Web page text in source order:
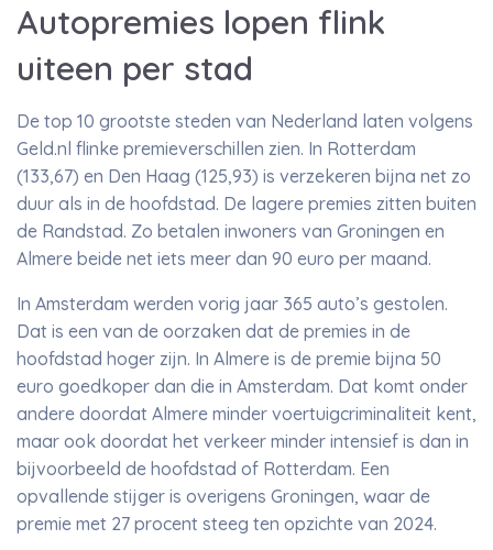
Autopremies lopen flink
uiteen per stad
De top 10 grootste steden van Nederland laten volgens
Geld.nl flinke premieverschillen zien. In Rotterdam
(133,67) en Den Haag (125,93) is verzekeren bijna net zo
duur als in de hoofdstad. De lagere premies zitten buiten
de Randstad. Zo betalen inwoners van Groningen en
Almere beide net iets meer dan 90 euro per maand.
In Amsterdam werden vorig jaar 365 auto’s gestolen.
Dat is een van de oorzaken dat de premies in de
hoofdstad hoger zijn. In Almere is de premie bijna 50
euro goedkoper dan die in Amsterdam. Dat komt onder
andere doordat Almere minder voertuigcriminaliteit kent,
maar ook doordat het verkeer minder intensief is dan in
bijvoorbeeld de hoofdstad of Rotterdam. Een
opvallende stijger is overigens Groningen, waar de
premie met 27 procent steeg ten opzichte van 2024.